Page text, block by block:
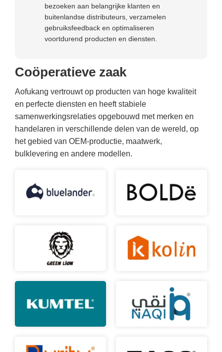
bezoeken aan belangrijke klanten en
buitenlandse distributeurs, verzamelen
gebruiksfeedback en optimaliseren
voortdurend producten en diensten.
Coöperatieve zaak
Aofukang vertrouwt op producten van hoge kwaliteit
en perfecte diensten en heeft stabiele
samenwerkingsrelaties opgebouwd met merken en
handelaren in verschillende delen van de wereld, op
het gebied van OEM-productie, maatwerk,
bulklevering en andere modellen.